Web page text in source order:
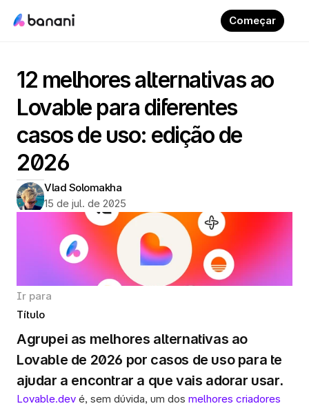
Começar
12 melhores alternativas ao
Lovable para diferentes
casos de uso: edição de
2026
Vlad Solomakha
15 de jul. de 2025
Ir para
Título
Agrupei as melhores alternativas ao
Lovable de 2026 por casos de uso para te
ajudar a encontrar a que vais adorar usar.
Lovable.dev é, sem dúvida, um dos melhores criadores